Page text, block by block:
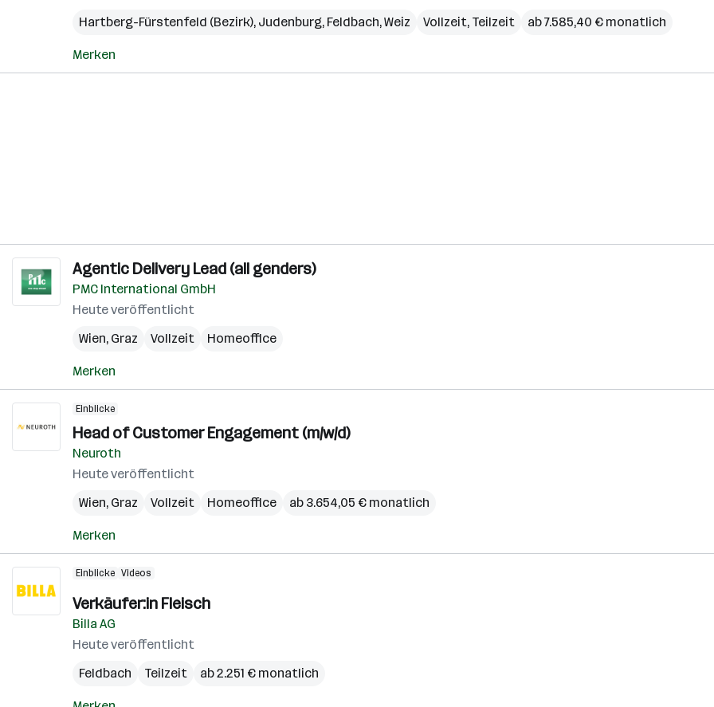
Hartberg-Fürstenfeld (Bezirk), Judenburg, Feldbach,Weiz Vollzeit, Teilzeit ab 7.585,40 € monatlich
Merken
Agentic Delivery Lead (all genders)
PMC International GmbH
Heute veröffentlicht
Wien, Graz Vollzeit Homeoffice
Merken
Einblicke
Head of Customer Engagement (m/w/d)
Neuroth
Heute veröffentlicht
Wien, Graz Vollzeit Homeoffice ab 3.654,05 € monatlich
Merken
Einblicke Videos
Verkäufer:in Fleisch
Billa AG
Heute veröffentlicht
Feldbach
Teilzeit ab 2.251 € monatlich